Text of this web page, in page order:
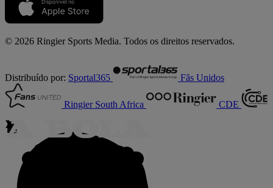
© 2026 Ringier Sports Media. Todos os direitos reservados.
Distribuído por: Sportal365 Fãs Unidos
Ringier South Africa CDE